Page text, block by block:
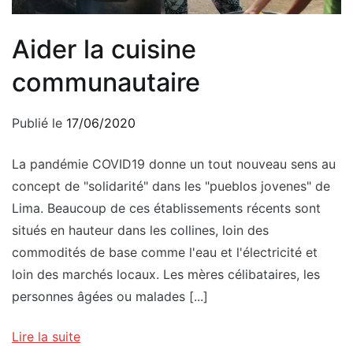
Aider la cuisine
communautaire
Publié le 17/06/2020
La pandémie COVID19 donne un tout nouveau sens au
concept de "solidarité" dans les "pueblos jovenes" de
Lima. Beaucoup de ces établissements récents sont
situés en hauteur dans les collines, loin des
commodités de base comme l'eau et l'électricité et
loin des marchés locaux. Les mères célibataires, les
personnes âgées ou malades [...]
Lire la suite